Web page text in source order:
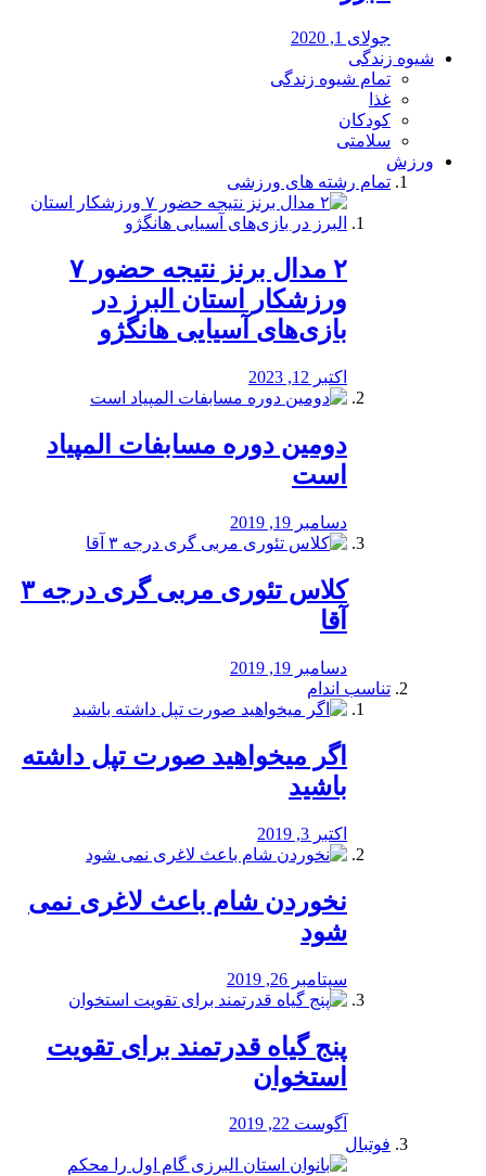
جولای 1, 2020
شیوه زندگی
تمام شیوه زندگی
غذا
کودکان
سلامتی
ورزش
تمام رشته های ورزشی
۲ مدال برنز نتیجه حضور ۷
ورزشکار استان البرز در
بازی‌های آسیایی هانگژو
اکتبر 12, 2023
دومین دوره مسابفات المپیاد
است
دسامبر 19, 2019
کلاس تئوری مربی گری درجه ۳
آقا
دسامبر 19, 2019
تناسب اندام
اگر میخواهید صورت تپل داشته
باشید
اکتبر 3, 2019
نخوردن شام باعث لاغری نمی
‌شود
سپتامبر 26, 2019
پنج گیاه قدرتمند برای تقویت
استخوان
آگوست 22, 2019
فوتبال